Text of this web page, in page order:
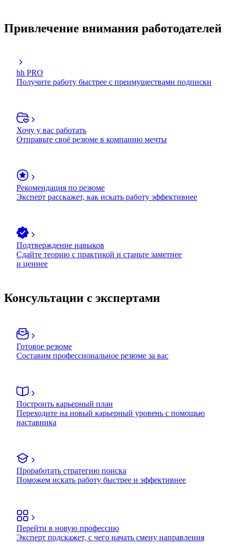
Привлечение внимания работодателей
hh PRO
Получите работу быстрее с преимуществами подписки
Хочу у вас работать
Отправьте своё резюме в компанию мечты
Рекомендация по резюме
Эксперт расскажет, как искать работу эффективнее
Подтверждение навыков
Сдайте теорию с практикой и станьте заметнее
и ценнее
Консультации с экспертами
Готовое резюме
Составим профессиональное резюме за вас
Построить карьерный план
Переходите на новый карьерный уровень с помощью
наставника
Проработать стратегию поиска
Поможем искать работу быстрее и эффективнее
Перейти в новую профессию
Эксперт подскажет, с чего начать смену направления